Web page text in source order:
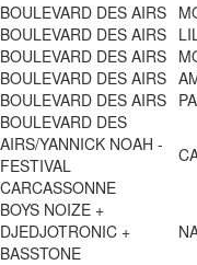
BOULEVARD DES AIRS
BOULEVARD DES AIRS
BOULEVARD DES AIRS
BOULEVARD DES AIRS
BOULEVARD DES AIRS
BOULEVARD DES
AIRS/YANNICK NOAH -
FESTIVAL
CARCASSONNE
BOYS NOIZE +
DJEDJOTRONIC +
BASSTONE